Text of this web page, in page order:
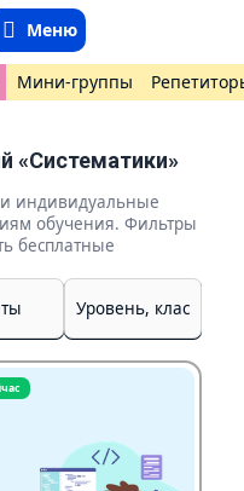
Меню
Мини-группы
«Систематики»
индивидуальные
обучения. Фильтры
бесплатные